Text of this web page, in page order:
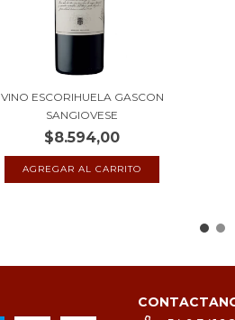
VINO ESCORIHUELA GASCON
SANGIOVESE
$8.594,00